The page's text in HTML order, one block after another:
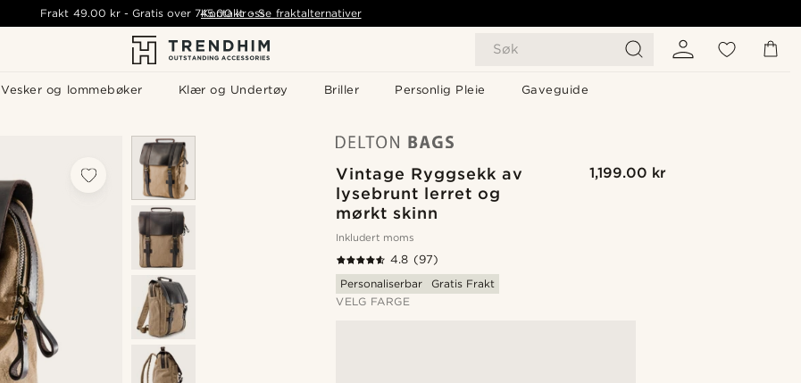
Søk
Vesker og lommebøker Klær og Undertøy Briller Personlig Pleie Gaveguide
Frakt 49.00 kr- Gratis over 745.00 kr - Se fraktalternativer
Kontakt oss
Vintage Ryggsekk av
lysebrunt lerret og
mørkt skinn
1,199.00 kr
Inkludert moms
4.8 (97)
Personaliserbar
Gratis Frakt
VELG FARGE